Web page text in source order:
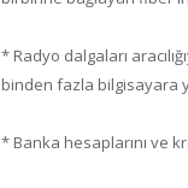
* Radyo dalgaları
binden fazla bilgisayara
* Banka hesaplarını ve